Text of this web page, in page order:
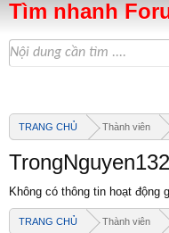
Tìm nhanh
TRANG CHỦ Thành viên
Không có thông tin hoạt động
TRANG CHỦ Thành viên